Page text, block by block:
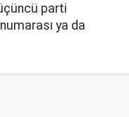
parti
ya da